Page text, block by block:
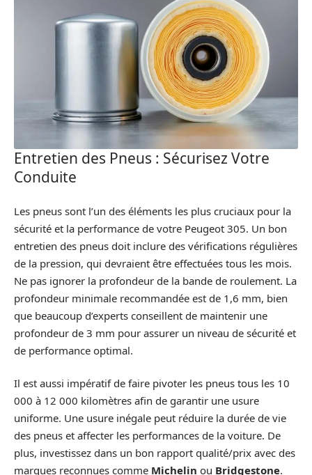
Entretien des Pneus : Sécurisez Votre
Conduite
Les pneus sont l’un des éléments les plus cruciaux pour la
sécurité et la performance de votre Peugeot 305. Un bon
entretien des pneus doit inclure des vérifications régulières
de la pression, qui devraient être effectuées tous les mois.
Ne pas ignorer la profondeur de la bande de roulement. La
profondeur minimale recommandée est de 1,6 mm, bien
que beaucoup d’experts conseillent de maintenir une
profondeur de 3 mm pour assurer un niveau de sécurité et
de performance optimal.
Il est aussi impératif de faire pivoter les pneus tous les 10
000 à 12 000 kilomètres afin de garantir une usure
uniforme. Une usure inégale peut réduire la durée de vie
des pneus et affecter les performances de la voiture. De
plus, investissez dans un bon rapport qualité/prix avec des
marques reconnues comme Michelin ou Bridgestone.